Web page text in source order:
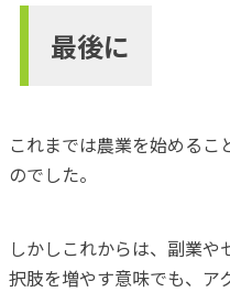
最後に
これまでは農業を始める
のでした。
しかしこれからは、副業
択肢を増やす意味でも、ア